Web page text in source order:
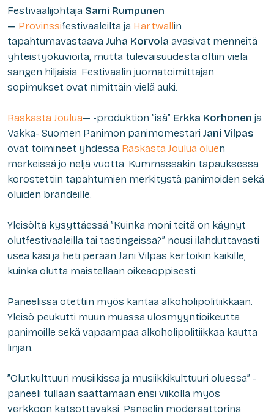
Festivaalijohtaja Sami Rumpunen
— Provinssifestivaaleilta ja Hartwallin
tapahtumavastaava Juha Korvola avasivat menneitä
yhteistyökuvioita, mutta tulevaisuudesta oltiin vielä
sangen hiljaisia. Festivaalin juomatoimittajan
sopimukset ovat nimittäin vielä auki.
Raskasta Joulua— -produktion ”isä” Erkka Korhonen ja
Vakka- Suomen Panimon panimomestari Jani Vilpas
ovat toimineet yhdessä Raskasta Joulua oluen
merkeissä jo neljä vuotta. Kummassakin tapauksessa
korostettiin tapahtumien merkitystä panimoiden sekä
oluiden brändeille.
Yleisöltä kysyttäessä ”Kuinka moni teitä on käynyt
olutfestivaaleilla tai tastingeissa?” nousi ilahduttavasti
usea käsi ja heti perään Jani Vilpas kertoikin kaikille,
kuinka olutta maistellaan oikeaoppisesti.
Paneelissa otettiin myös kantaa alkoholipolitiikkaan.
Yleisö peukutti muun muassa ulosmyyntioikeutta
panimoille sekä vapaampaa alkoholipolitiikkaa kautta
linjan.
”Olutkulttuuri musiikissa ja musiikkikulttuuri oluessa” -
paneeli tullaan saattamaan ensi viikolla myös
verkkoon katsottavaksi. Paneelin moderaattorina